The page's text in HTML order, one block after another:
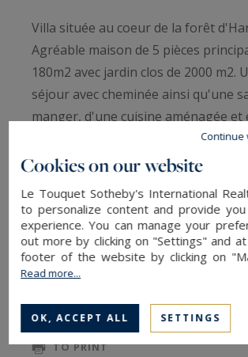
Villa située au coeur de la forêt
Agréable maison de 5 pièces
180m2 avec jardin clos de 2000 m2.
séjour avec cheminée ainsi qu'une
manger, d'une cuisine aménagée et
Au 1er étage 3 chambres double
rangements et 1 chambre avec deux
Les informations réglementaires
auxquels ce bien est expose sont
le site Géorisques :
TO SAFEGUARD
TO PRINT
Cookies on our website
Le Touquet Sotheby's International
to personalize content and provide
experience. You can manage your
out more by clicking on "Settings" and
footer of the website by clicking on
Read more...
OK, ACCEPT ALL SETTINGS
Continue